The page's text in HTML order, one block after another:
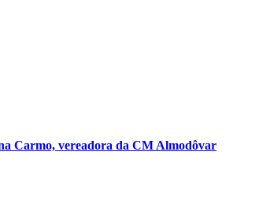
Carmo, vereadora da CM Almodôvar